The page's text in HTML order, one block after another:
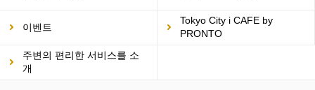
이벤트
Tokyo City i CAFE by
PRONTO
주변의 편리한 서비스를 소
개